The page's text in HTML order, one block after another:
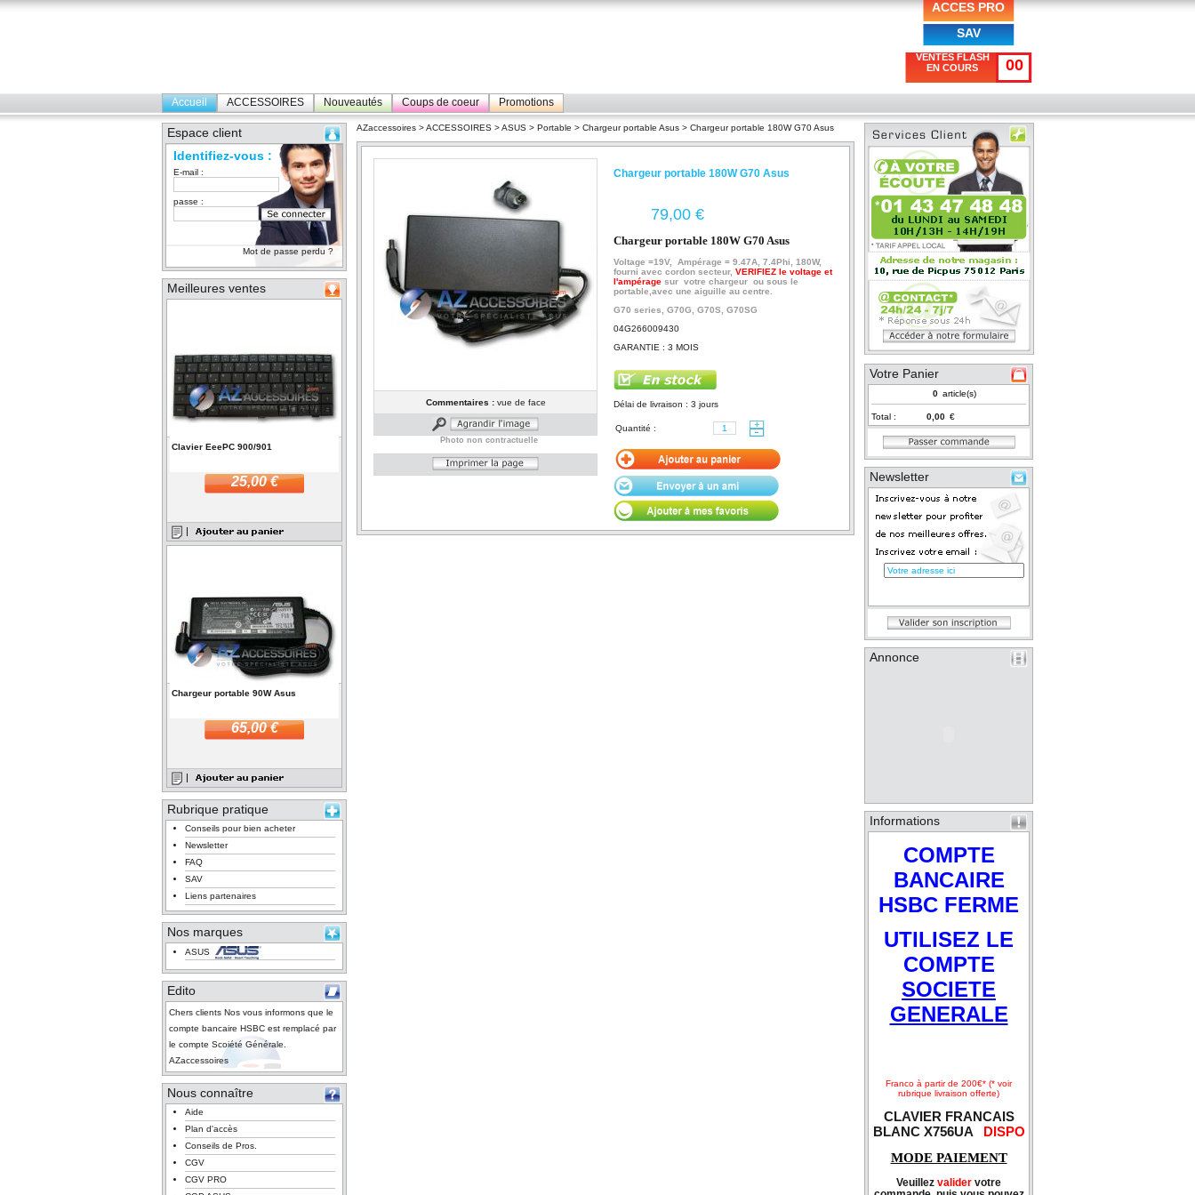
ACCES PRO
SAV
VENTES FLASH
EN COURS
00
Accueil ACCESSOIRES Nouveautés Coups de coeur Promotions
Espace client
Identifiez-vous :
E-mail :
passe :
Mot de passe perdu ?
Meilleures ventes
Clavier EeePC 900/901
25,00 €
Chargeur portable 90W Asus
65,00 €
Rubrique pratique
Conseils pour bien acheter
Newsletter
FAQ
SAV
Liens partenaires
Nos marques
ASUS
Edito
Chers clients Nos vous informons que le
compte bancaire HSBC est remplacé par
le compte Scoiété Générale.
AZaccessoires
Nous connaître
Aide
Plan d'accès
Conseils de Pros.
CGV
CGV PRO
AZaccessoires >ACCESSOIRES >ASUS > Portable > Chargeur portable Asus > Chargeur portable 180W G70 Asus
Commentaires :vue de face
Photo non contractuelle
Chargeur portable 180W G70 Asus
€
Chargeur portable 180W G70 Asus
Voltage =19V, Ampérage = 9.47A, 7.4Phi, 180W,
fourni avec cordon secteur, VERIFIEZ le voltage et
l'ampérage sur votre chargeur ou sous le
portable,avec une aiguille au centre.
G70 series, G70G, G70S, G70SG
04G266009430
GARANTIE : 3 MOIS
Délai de livraison : 3 jours
Quantité :
Votre Panier
article(s)
Total : €
Newsletter
Annonce
Informations
COMPTE
BANCAIRE
HSBC FERME
UTILISEZ LE
COMPTE
SOCIETE
GENERALE
Franco à partir de 200€* (* voir
rubrique livraison offerte)
CLAVIER FRANCAIS
BLANC X756UA DISPO
MODE PAIEMENT
Veuillez valider votre